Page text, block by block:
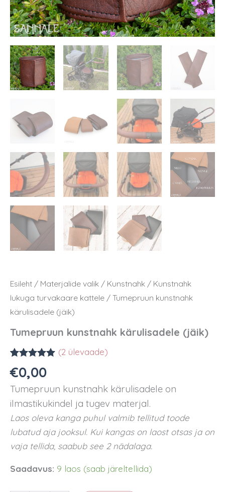
Esileht / Materjalide valik / Kunstnahk / Kunstnahk
lukuga turvakaare kattele / Tumepruun kunstnahk
kärulisadele (jäik)
Tumepruun kunstnahk kärulisadele (jäik)
5.00/5
kliendi
hinnangu
põhjal
(2 ülevaade)
€0,00
Tumepruun kunstnahk kärulisadele on
ilmastikukindel ja tugev materjal.
Laos oleva kanga puhul valmib tellitud toode
lubatud aja jooksul. Kui kangas on laost otsas ja on
vaja tellida, saabub see 2 nädalaga.
Saadavus: 9 laos (saab järeltellida)